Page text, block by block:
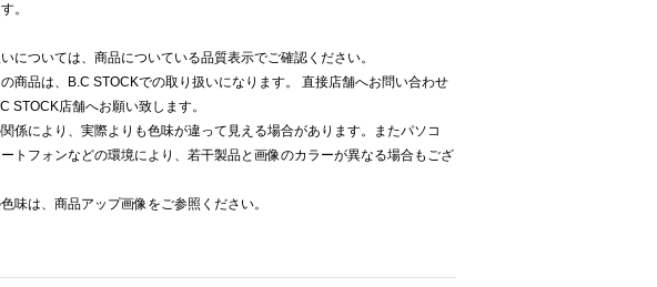
。
については、商品についている品質表示でご確認ください。
商品は、B.C STOCKでの取り扱いになります。 直接店舗へお問い合わせ
STOCK店舗へお願い致します。
係により、実際よりも色味が違って見える場合があります。またパソコ
トフォンなどの環境により、若干製品と画像のカラーが異なる場合もござ
味は、商品アップ画像をご参照ください。